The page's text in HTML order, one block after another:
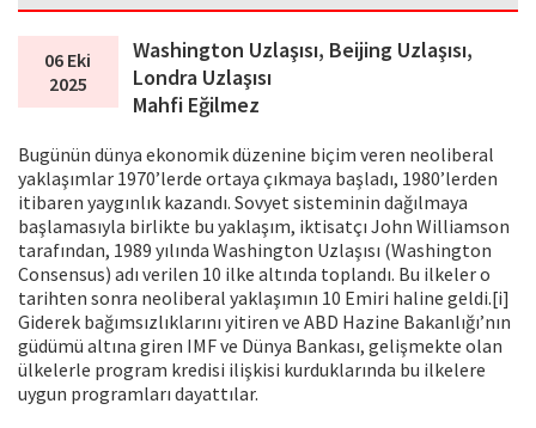
06 Eki
2025
Washington Uzlaşısı, Beijing Uzlaşısı,
Londra Uzlaşısı
Mahfi Eğilmez
Bugünün dünya ekonomik düzenine biçim veren neoliberal
yaklaşımlar 1970’lerde ortaya çıkmaya başladı, 1980’lerden
itibaren yaygınlık kazandı. Sovyet sisteminin dağılmaya
başlamasıyla birlikte bu yaklaşım, iktisatçı John Williamson
tarafından, 1989 yılında Washington Uzlaşısı (Washington
Consensus) adı verilen 10 ilke altında toplandı. Bu ilkeler o
tarihten sonra neoliberal yaklaşımın 10 Emiri haline geldi.[i]
Giderek bağımsızlıklarını yitiren ve ABD Hazine Bakanlığı’nın
güdümü altına giren IMF ve Dünya Bankası, gelişmekte olan
ülkelerle program kredisi ilişkisi kurduklarında bu ilkelere
uygun programları dayattılar.